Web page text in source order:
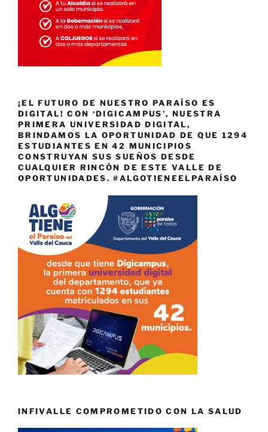
¡EL FUTURO DE NUESTRO PARAÍSO ES
DIGITAL! CON ‘DIGICAMPUS’, NUESTRA
PRIMERA UNIVERSIDAD DIGITAL,
BRINDAMOS LA OPORTUNIDAD DE QUE 1294
ESTUDIANTES EN 42 MUNICIPIOS
CONSTRUYAN SUS SUEÑOS DESDE
CUALQUIER RINCÓN DE ESTE VALLE DE
OPORTUNIDADES. #ALGOTIENEELPARAÍSO
INFIVALLE COMPROMETIDO CON LA SALUD